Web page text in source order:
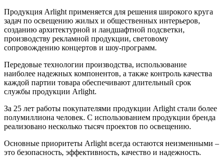
Продукция Arlight применяется для решения широкого круга
задач по освещению жилых и общественных интерьеров,
созданию архитектурной и ландшафтной подсветки,
производству рекламной продукции, световому
сопровождению концертов и шоу-программ.
Передовые технологии производства, использование
наиболее надежных компонентов, а также контроль качества
каждой партии товара обеспечивают длительный срок
службы продукции Arlight.
За 25 лет работы покупателями продукции Arlight стали более
полумиллиона человек. С использованием продукции бренда
реализовано несколько тысяч проектов по освещению.
Основные приоритеты Arlight всегда остаются неизменными –
это безопасность, эффективность, качество и надежность.